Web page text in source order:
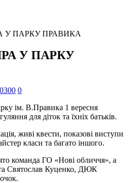
У ПАРКУ ПРАВИКА
У ПАРКУ
0
ім. В.Правика 1 вересня
для діток та їхніх батьків.
живі квести, показові виступи
класи та багато іншого.
команда ГО «Нові обличчя», а
Святослав Куценко, ДЮК